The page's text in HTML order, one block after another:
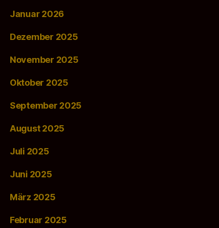
Januar 2026
Dezember 2025
November 2025
Oktober 2025
September 2025
August 2025
Juli 2025
Juni 2025
März 2025
Februar 2025